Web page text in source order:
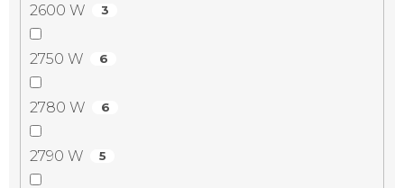
2600 W 3
2750 W 6
2780 W 6
2790 W 5